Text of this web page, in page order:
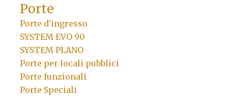
Porte
Porte d'ingresso
SYSTEM EVO 90
SYSTEM PLANO
Porte per locali pubblici
Porte funzionali
Porte Speciali